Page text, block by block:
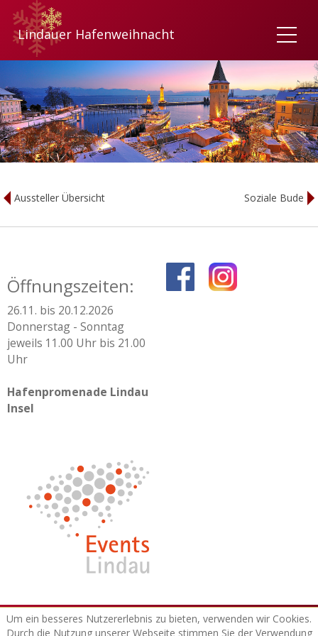
Lindauer Hafenweihnacht
Aussteller Übersicht Soziale Bude
Öffnungszeiten:
26.11. bis 20.12.2026
Donnerstag - Sonntag
jeweils 11.00 Uhr bis 21.00
Uhr
Hafenpromenade Lindau
Insel
© 2026 Lindauer Hafenweihnacht
Um ein besseres Nutzererlebnis zu bieten, verwenden wir Cookies.
Durch die Nutzung unserer Webseite stimmen Sie der Verwendung